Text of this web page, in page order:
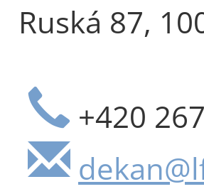
Ruská 87,
+420